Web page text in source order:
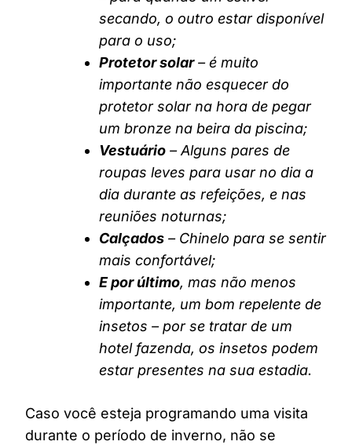
secando, o outro estar disponível
para o uso;
Protetor solar– é muito
importante não esquecer do
protetor solar na hora de pegar
um bronze na beira da piscina;
Vestuário – Alguns pares de
roupas leves para usar no dia a
dia durante as refeições, e nas
reuniões noturnas;
Calçados – Chinelo para se sentir
mais confortável;
E por último, mas não menos
importante, um bom repelente de
insetos – por se tratar de um
hotel fazenda, os insetos podem
estar presentes na sua estadia.
Caso você esteja programando uma visita
durante o período de inverno, não se